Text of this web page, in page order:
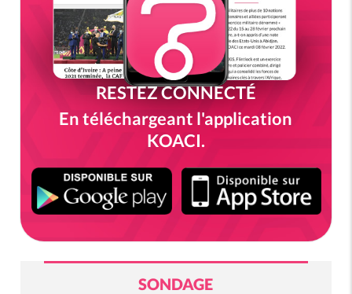
RESTEZ CONNECTÉ
En téléchargeant l'application
KOACI.
SONDAGE